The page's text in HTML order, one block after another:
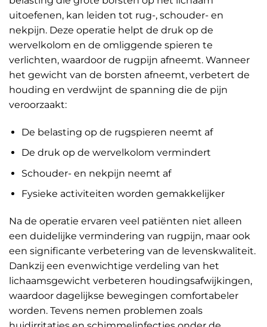
uitoefenen, kan leiden tot rug-, schouder- en
nekpijn. Deze operatie helpt de druk op de
wervelkolom en de omliggende spieren te
verlichten, waardoor de rugpijn afneemt. Wanneer
het gewicht van de borsten afneemt, verbetert de
houding en verdwijnt de spanning die de pijn
veroorzaakt:
De belasting op de rugspieren neemt af
De druk op de wervelkolom vermindert
Schouder- en nekpijn neemt af
Fysieke activiteiten worden gemakkelijker
Na de operatie ervaren veel patiënten niet alleen
een duidelijke vermindering van rugpijn, maar ook
een significante verbetering van de levenskwaliteit.
Dankzij een evenwichtige verdeling van het
lichaamsgewicht verbeteren houdingsafwijkingen,
waardoor dagelijkse bewegingen comfortabeler
worden. Tevens nemen problemen zoals